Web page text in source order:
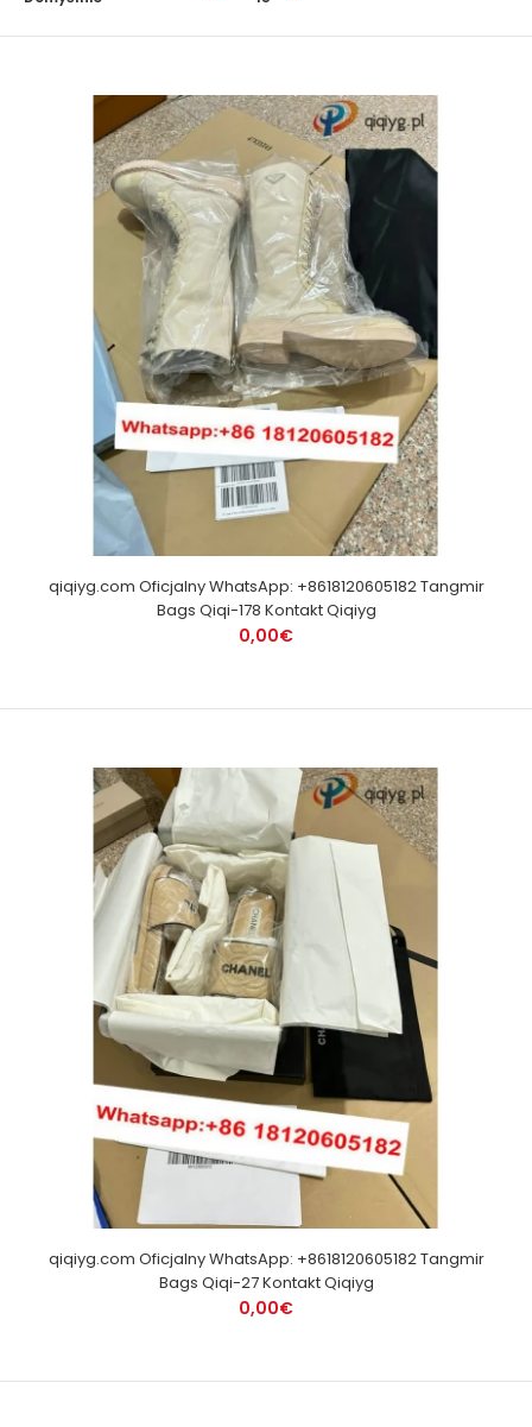
qiqiyg.com Oficjalny WhatsApp: +8618120605182 Tangmir
Bags Qiqi-178 Kontakt Qiqiyg
0,00€
qiqiyg.com Oficjalny WhatsApp: +8618120605182 Tangmir
Bags Qiqi-27 Kontakt Qiqiyg
0,00€